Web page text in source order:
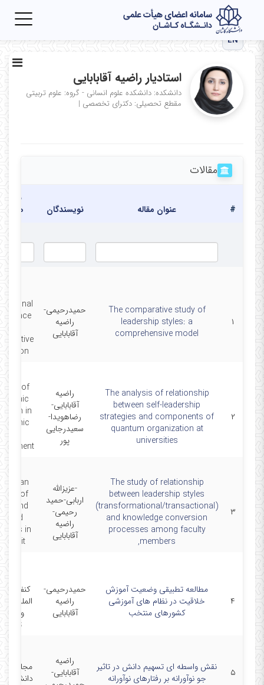
EN
استادیار راضیه آقابابایی
دانشکده: دانشکده علوم انسانی - گروه: علوم تربیتی
مقطع تحصیلی: دکترای تخصصی |
مقالات
# عنوان مقاله نویسندگان
۱
The comparative study of
leadership styles: a
comprehensive model
حمیدرحیمی-
راضیه
آقابابایی
۲
The analysis of relationship
between self-leadership
strategies and components of
quantum organization at
universities
راضیه
آقابابایی-
رضاهویدا-
سعیدرجایی
پور
of
in
۳
The study of relationship
between leadership styles
(transformational/transactional)
and knowledge conversion
processes among faculty
members,
-عزیزالله
اربابی-حمید
رحیمی-
راضیه
آقابابایی
of
and
in
۴
مطالعه تطبیقی وضعیت آموزش
خلاقیت در نظام های آموزشی
کشورهای منتخب
حمیدرحیمی-
راضیه
آقابابایی
کنفرانس
المللی
و
۵
نقش واسطه ای تسهیم دانش در تاثیر
جو نوآورانه بر رفتارهای نوآورانه
راضیه
آقابابایی-
مجله
دانش